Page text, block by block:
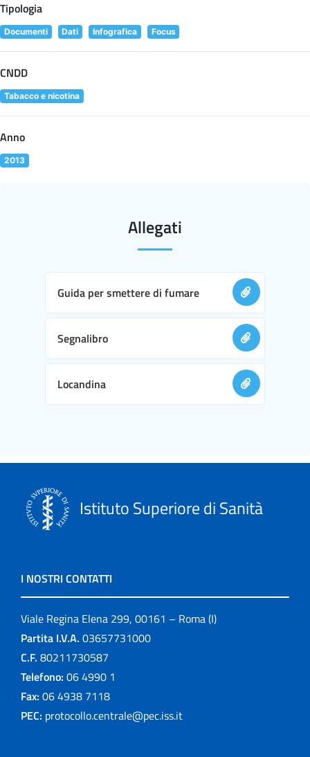
Tipologia
Documenti Dati Infografica Focus
CNDD
Tabacco e nicotina
Anno
2013
Allegati
Guida per smettere di fumare
Segnalibro
Locandina
Istituto Superiore di Sanità
I NOSTRI CONTATTI
Viale Regina Elena 299, 00161 – Roma (I)
Partita I.V.A. 03657731000
C.F. 80211730587
Telefono: 06 4990 1
Fax: 06 4938 7118
PEC: protocollo.centrale@pec.iss.it